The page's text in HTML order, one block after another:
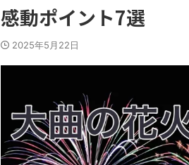
感動ポイント7選
2025年5月22日